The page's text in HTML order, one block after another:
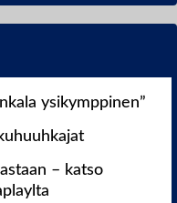
ysikymppinen”
– katso